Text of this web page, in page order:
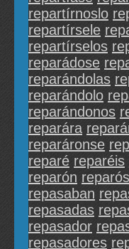
repartírnoslo
repartírsele
repartírselos
reparádose
reparándolas
reparándolo
reparándonos
reparára
reparáronse
reparé reparéis
reparón
repasaban
repasadas
repasador
repasadores